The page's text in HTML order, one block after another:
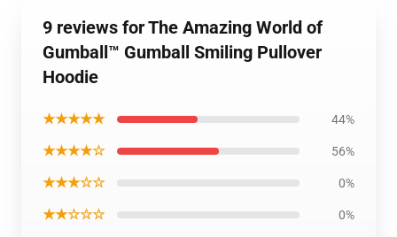
9 reviews for The Amazing World of
Gumball™ Gumball Smiling Pullover
Hoodie
★★★★★ 44%
★★★★☆ 56%
★★★☆☆ 0%
★★☆☆☆ 0%